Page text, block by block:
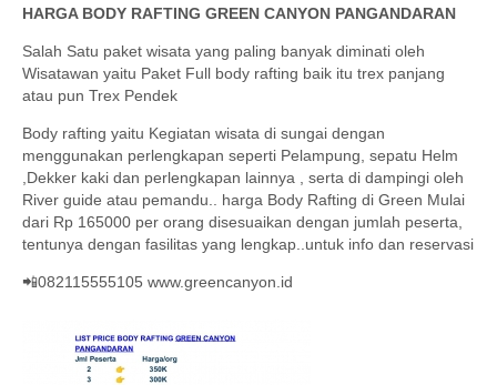
HARGA BODY RAFTING GREEN CANYON PANGANDARAN
Salah Satu paket wisata yang paling banyak diminati oleh
Wisatawan yaitu Paket Full body rafting baik itu trex panjang
atau pun Trex Pendek
Body rafting yaitu Kegiatan wisata di sungai dengan
menggunakan perlengkapan seperti Pelampung, sepatu Helm
,Dekker kaki dan perlengkapan lainnya , serta di dampingi oleh
River guide atau pemandu.. harga Body Rafting di Green Mulai
dari Rp 165000 per orang disesuaikan dengan jumlah peserta,
tentunya dengan fasilitas yang lengkap..untuk info dan reservasi
📲082115555105 www.greencanyon.id